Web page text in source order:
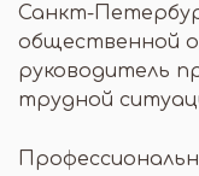
Санкт-
общественной
руководитель
трудной